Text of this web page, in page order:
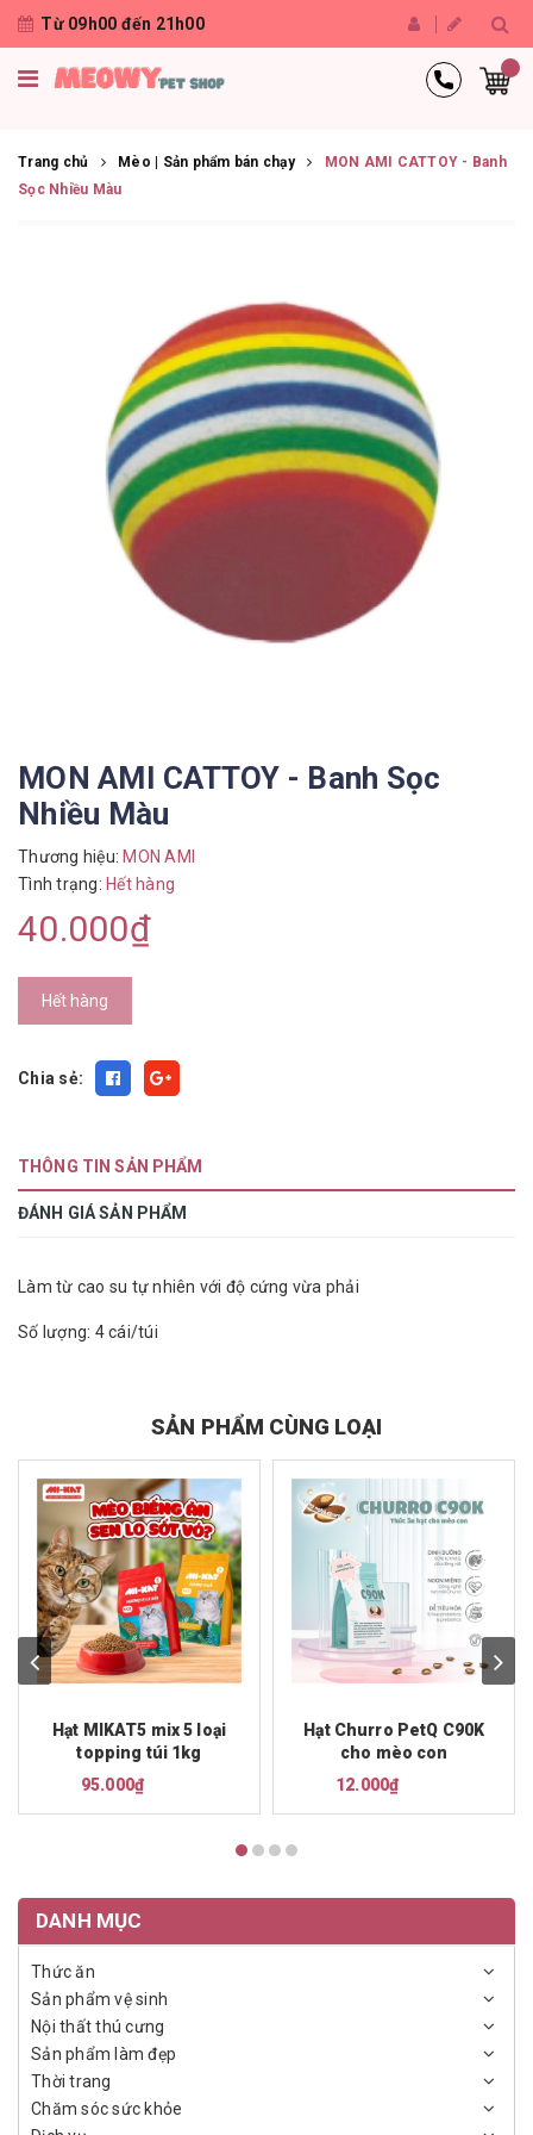
Từ 09h00 đến 21h00
Trang chủ Mèo | Sản phẩm bán chạy
MON AMI CATTOY - Banh
Sọc Nhiều Màu
MON AMI CATTOY - Banh Sọc
Nhiều Màu
Thương hiệu: MON AMI
Tình trạng: Hết hàng
40.000₫
Hết hàng
Chia sẻ:
THÔNG TIN SẢN PHẨM
ĐÁNH GIÁ SẢN PHẨM
Làm từ cao su tự nhiên với độ cứng vừa phải
Số lượng: 4 cái/túi
SẢN PHẨM CÙNG LOẠI
Hạt MIKAT5 mix 5 loại
topping túi 1kg
95.000₫
Hạt Churro PetQ C90K
cho mèo con
12.000₫
DANH MỤC
Thức ăn
Sản phẩm vệ sinh
Nội thất thú cưng
Sản phẩm làm đẹp
Thời trang
Chăm sóc sức khỏe